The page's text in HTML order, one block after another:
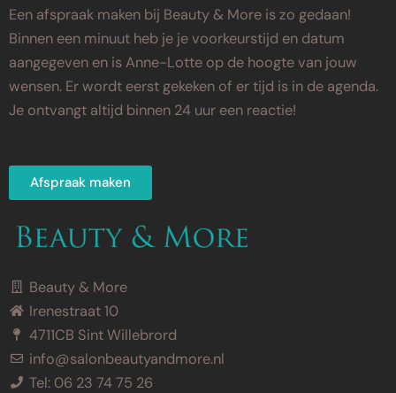
Een afspraak maken bij Beauty & More is zo gedaan!
Binnen een minuut heb je je voorkeurstijd en datum
aangegeven en is Anne-Lotte op de hoogte van jouw
wensen. Er wordt eerst gekeken of er tijd is in de agenda.
Je ontvangt altijd binnen 24 uur een reactie!
Afspraak maken
Beauty & More
Irenestraat 10
4711CB Sint Willebrord
info@salonbeautyandmore.nl
Tel: 06 23 74 75 26